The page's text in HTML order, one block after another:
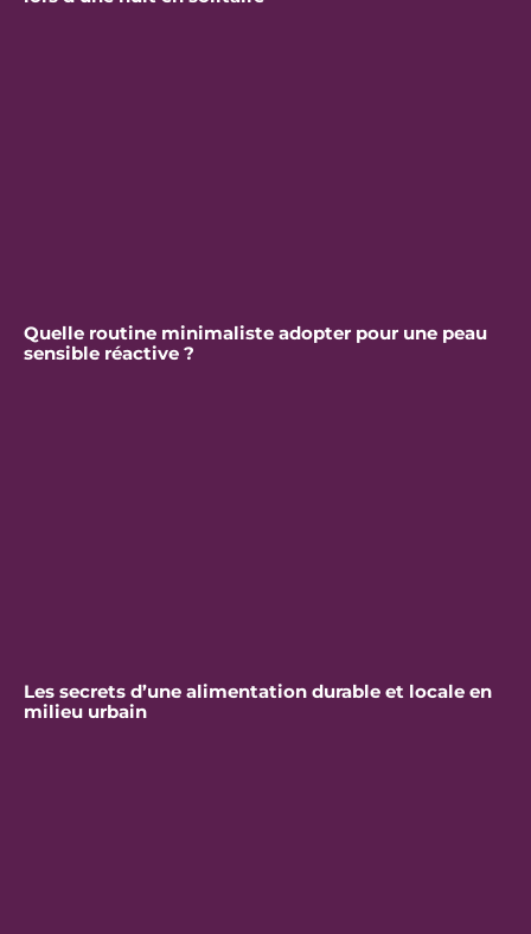
Quelle routine minimaliste adopter pour une peau
sensible réactive ?
Les secrets d’une alimentation durable et locale en
milieu urbain